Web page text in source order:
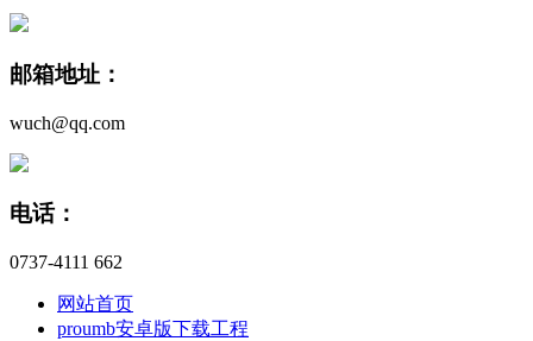
邮箱地址：
wuch@qq.com
电话：
0737-4111 662
网站首页
proumb安卓版下载工程